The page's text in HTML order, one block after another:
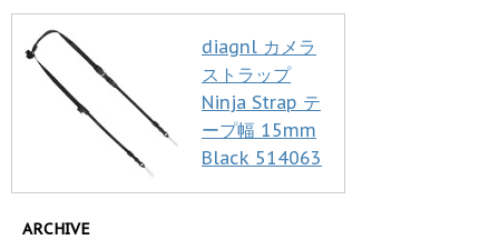
diagnl カメラ
ストラップ
Ninja Strap テ
ープ幅 15mm
Black 514063
ARCHIVE